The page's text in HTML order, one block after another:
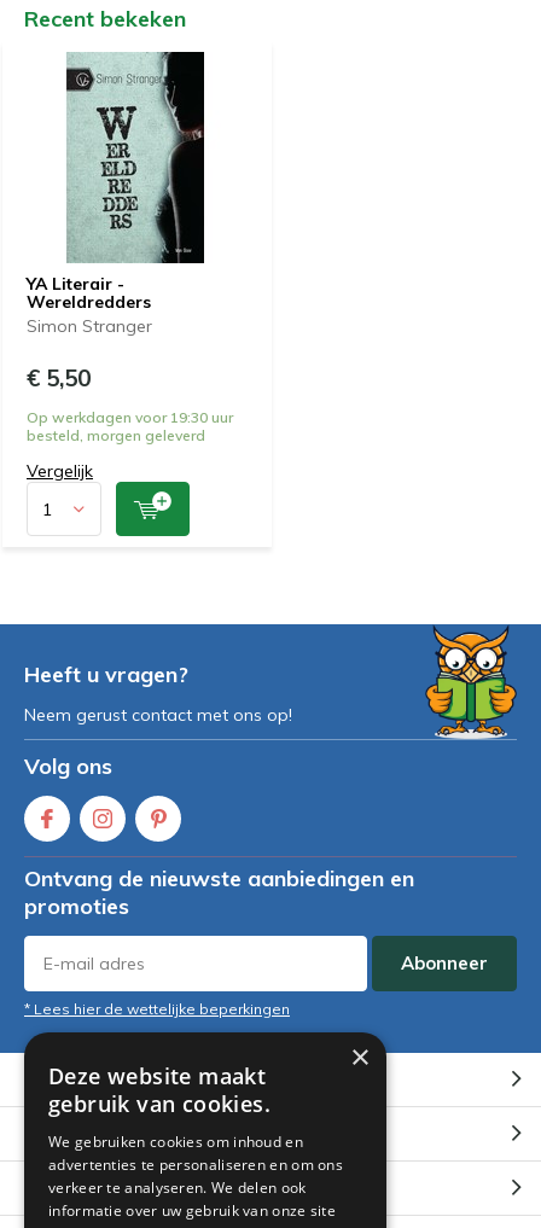
Recent bekeken
YA Literair -
Wereldredders
Simon Stranger
€ 5,50
Op werkdagen voor 19:30 uur
besteld, morgen geleverd
Vergelijk
Heeft u vragen?
Neem gerust contact met ons op!
Volg ons
Ontvang de nieuwste aanbiedingen en
promoties
Abonneer
* Lees hier de wettelijke beperkingen
Klantenservice
Mijn account
Categorieën
×
Deze website maakt
gebruik van cookies.
We gebruiken cookies om inhoud en
advertenties te personaliseren en om ons
verkeer te analyseren. We delen ook
informatie over uw gebruik van onze site